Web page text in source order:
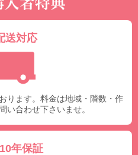
送対応
ります。料金は地域・階数・作
い合わせ下さいませ。
年保証